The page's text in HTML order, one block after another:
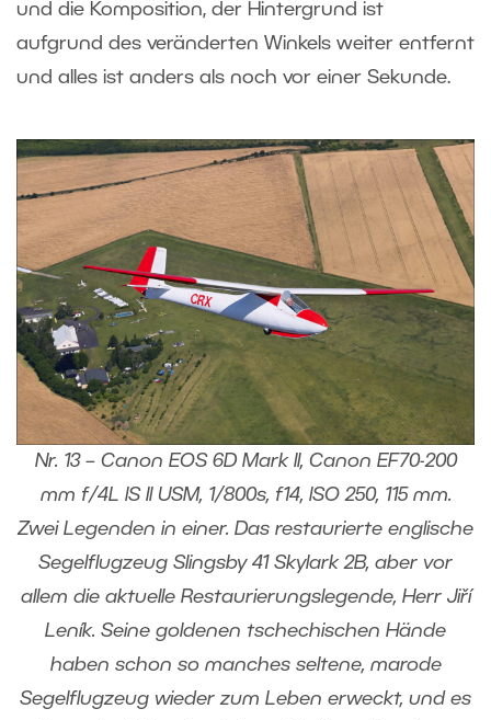
und die Komposition, der Hintergrund ist
aufgrund des veränderten Winkels weiter entfernt
und alles ist anders als noch vor einer Sekunde.
Nr. 13 – Canon EOS 6D Mark II, Canon EF70-200
mm f/4L IS II USM, 1/800s, f14, ISO 250, 115 mm.
Zwei Legenden in einer. Das restaurierte englische
Segelflugzeug Slingsby 41 Skylark 2B, aber vor
allem die aktuelle Restaurierungslegende, Herr Jiří
Leník. Seine goldenen tschechischen Hände
haben schon so manches seltene, marode
Segelflugzeug wieder zum Leben erweckt, und es